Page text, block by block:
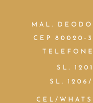
MAL.
CEP 80020-
SL.
SL.
CEL/